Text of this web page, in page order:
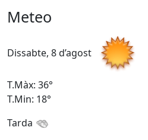
Meteo
Dissabte, 8 d’agost
T.Màx: 36°
T.Min: 18°
Tarda